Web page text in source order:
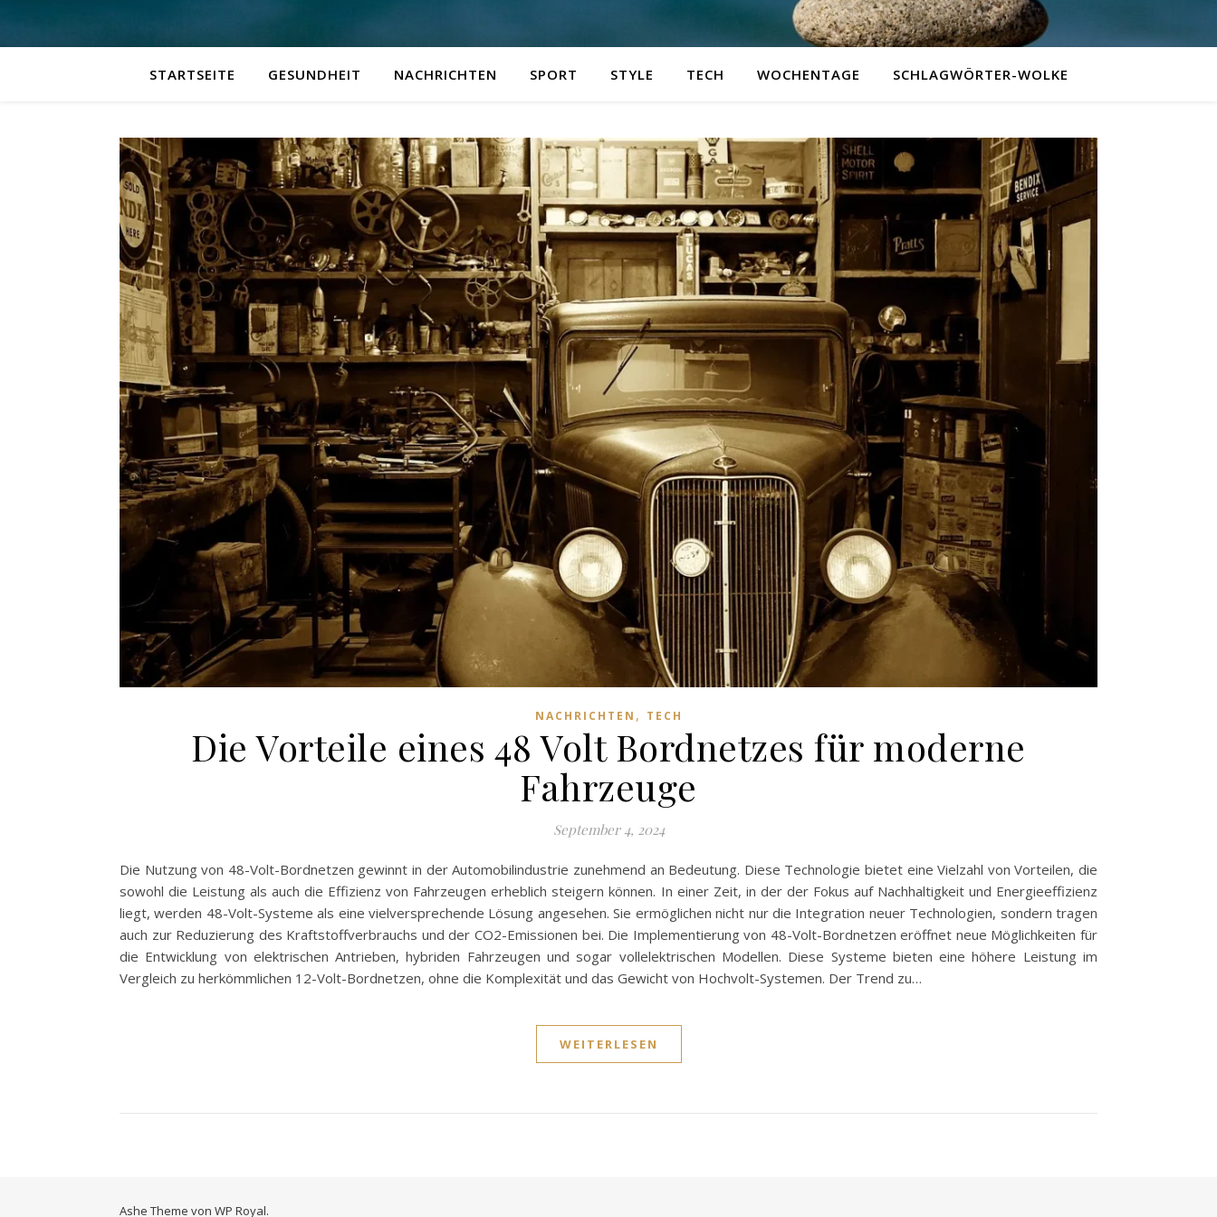
STARTSEITE GESUNDHEIT NACHRICHTEN SPORT STYLE TECH WOCHENTAGE SCHLAGWÖRTER-WOLKE
NACHRICHTEN , TECH
Die Vorteile eines 48 Volt Bordnetzes für moderne
Fahrzeuge
September 4, 2024
Die Nutzung von 48-Volt-Bordnetzen gewinnt in der Automobilindustrie zunehmend an Bedeutung. Diese Technologie bietet eine Vielzahl von Vorteilen, die
sowohl die Leistung als auch die Effizienz von Fahrzeugen erheblich steigern können. In einer Zeit, in der der Fokus auf Nachhaltigkeit und Energieeffizienz
liegt, werden 48-Volt-Systeme als eine vielversprechende Lösung angesehen. Sie ermöglichen nicht nur die Integration neuer Technologien, sondern tragen
auch zur Reduzierung des Kraftstoffverbrauchs und der CO2-Emissionen bei. Die Implementierung von 48-Volt-Bordnetzen eröffnet neue Möglichkeiten für
die Entwicklung von elektrischen Antrieben, hybriden Fahrzeugen und sogar vollelektrischen Modellen. Diese Systeme bieten eine höhere Leistung im
Vergleich zu herkömmlichen 12-Volt-Bordnetzen, ohne die Komplexität und das Gewicht von Hochvolt-Systemen. Der Trend zu…
WEITERLESEN
Ashe Theme von WP Royal.